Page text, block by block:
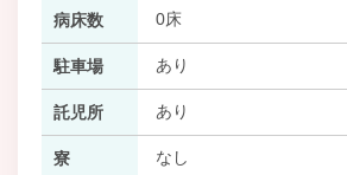
病床数 0床
駐車場 あり
託児所 あり
寮 なし